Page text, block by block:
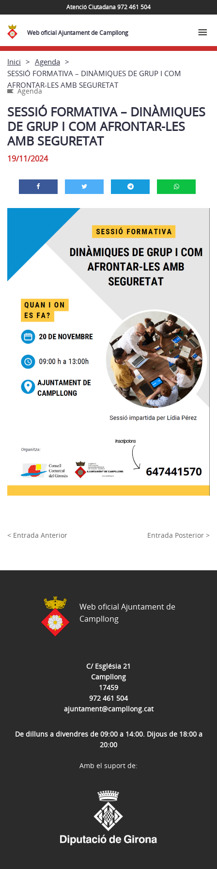
Atenció Ciutadana 972 461 504
Web oficial Ajuntament de Campllong
Inici
Agenda
SESSIÓ FORMATIVA – DINÀMIQUES DE GRUP I COM
AFRONTAR-LES AMB SEGURETAT
Agenda
SESSIÓ FORMATIVA – DINÀMIQUES
DE GRUP I COM AFRONTAR-LES
AMB SEGURETAT
19/11/2024
< Entrada Anterior Entrada Posterior >
C/ Església 21
Campllong
17459
972 461 504
ajuntament@campllong.cat
De dilluns a divendres de 09:00 a 14:00. Dijous de 18:00 a
20:00
Web oficial Ajuntament de
Campllong
Amb el suport de: